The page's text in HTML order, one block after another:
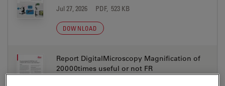
Jul 27, 2026 PDF, 523 KB
DOWNLOAD
Report DigitalMicroscopy Magnification of
20000times useful or not FR